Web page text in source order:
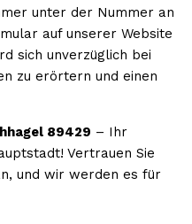
unter der Nummer an
auf unserer Website
sich unverzüglich bei
zu erörtern und einen
89429 – Ihr
Vertrauen Sie
und wir werden es für